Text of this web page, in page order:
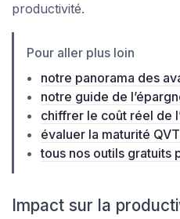
productivité.
Pour aller plus loin
notre panorama des
notre guide de
chiffrer le coût réel de
évaluer la maturité
tous nos outils gratuits
Impact sur la